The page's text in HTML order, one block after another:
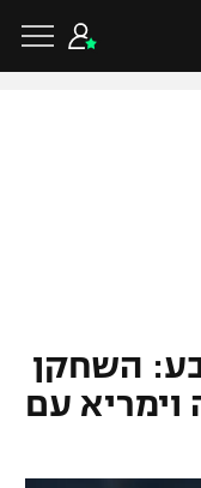
השחקן
עם